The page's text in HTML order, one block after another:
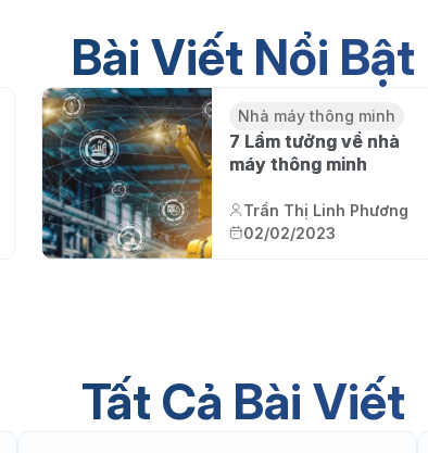
Bài Viết Nổi Bật
Nhà máy thông minh
7 Lầm tưởng về nhà
máy thông minh
Trần Thị Linh Phương
02/02/2023
Tất Cả Bài Viết